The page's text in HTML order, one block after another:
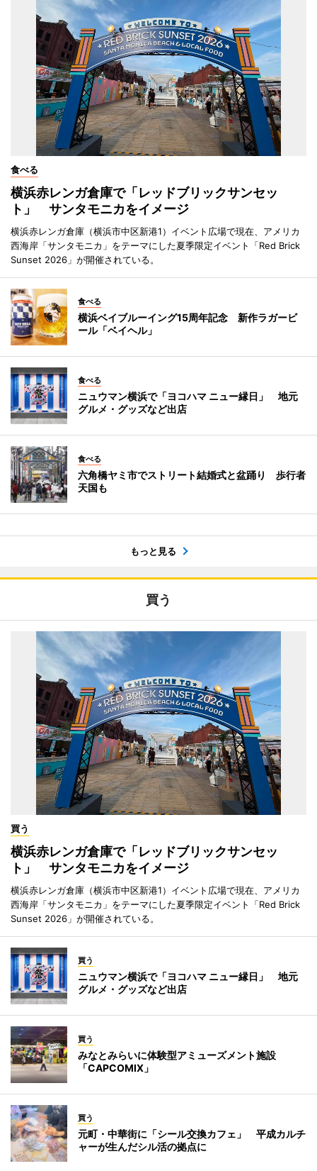
食べる
横浜赤レンガ倉庫で「レッドブリックサンセッ
ト」 サンタモニカをイメージ
横浜赤レンガ倉庫（横浜市中区新港1）イベント広場で現在、アメリカ
西海岸「サンタモニカ」をテーマにした夏季限定イベント「Red Brick
Sunset 2026」が開催されている。
食べる
横浜ベイブルーイング15周年記念 新作ラガービ
ール「ベイヘル」
食べる
ニュウマン横浜で「ヨコハマ ニュー縁日」 地元
グルメ・グッズなど出店
食べる
六角橋ヤミ市でストリート結婚式と盆踊り 歩行者
天国も
もっと見る
買う
買う
横浜赤レンガ倉庫で「レッドブリックサンセッ
ト」 サンタモニカをイメージ
横浜赤レンガ倉庫（横浜市中区新港1）イベント広場で現在、アメリカ
西海岸「サンタモニカ」をテーマにした夏季限定イベント「Red Brick
Sunset 2026」が開催されている。
買う
ニュウマン横浜で「ヨコハマ ニュー縁日」 地元
グルメ・グッズなど出店
買う
みなとみらいに体験型アミューズメント施設
「CAPCOMIX」
買う
元町・中華街に「シール交換カフェ」 平成カルチ
ャーが生んだシル活の拠点に